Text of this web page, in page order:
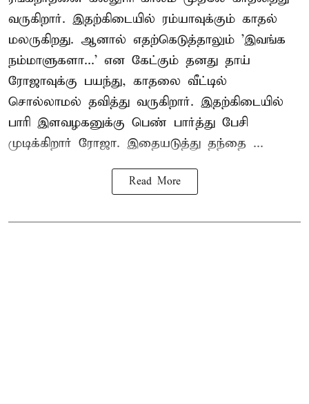
வருகிறார். இதற்கிடையில் ரம்யாவுக்கும் காதல்
மலருகிறது. ஆனால் எதற்கெடுத்தாலும் 'இவங்க
நம்மாளுகளா...' என கேட்கும் தனது தாய்
ரோஜாவுக்கு பயந்து, காதலை வீட்டில்
சொல்லாமல் தவித்து வருகிறார். இதற்கிடையில்
பாரி இளவழகனுக்கு பெண் பார்த்து பேசி
முடிக்கிறார் ரோஜா. இதையடுத்து தந்தை ...
Read More